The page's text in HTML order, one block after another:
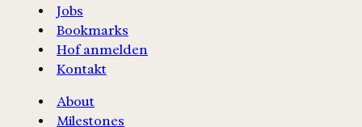
Jobs
Bookmarks
Hof anmelden
Kontakt
About
Milestones